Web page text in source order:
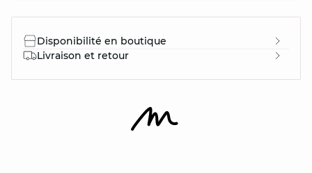
Disponibilité en boutique
Livraison et retour